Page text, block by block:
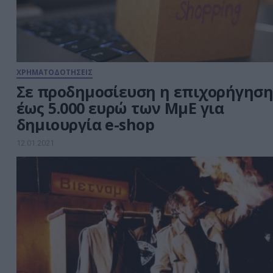
ΧΡΗΜΑΤΟΔΟΤΗΣΕΙΣ
Σε προδημοσίευση η επιχορήγηση
έως 5.000 ευρώ των ΜμΕ για
δημιουργία e-shop
12.01.2021